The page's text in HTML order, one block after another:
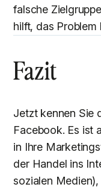
falsche
hilft, das Problem
Fazit
Jetzt kennen Sie
Facebook. Es ist
in Ihre
der Handel ins
sozialen